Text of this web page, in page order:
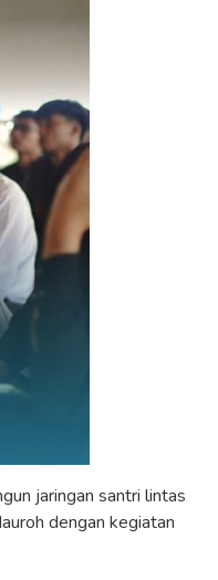
jaringan santri lintas
dengan kegiatan